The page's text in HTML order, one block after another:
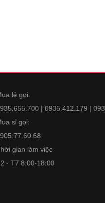
lẻ gọi:
| 0935.412.179 |
sỉ gọi:
gian làm việc
- T7 8:00-18:00